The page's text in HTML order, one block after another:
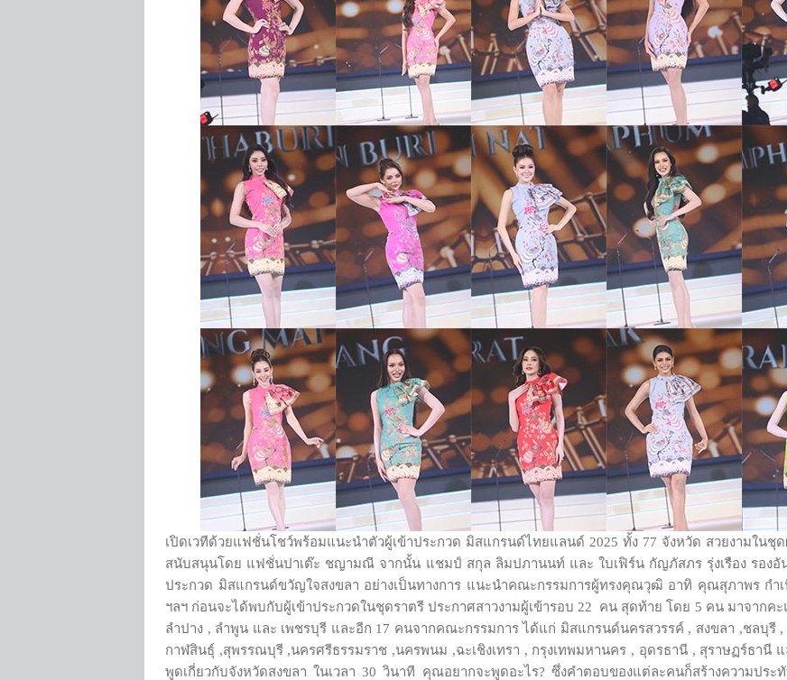
เปิดเวทีด้วยแฟชั่นโชว์พร้อมแนะนำตัวผู้เข้าประกวด มิสแกรนด์ไทยแลนด์ 2025 ทั้ง 77 จังหวัด สวยงามในชุ
สนับสนุนโดย แฟชั่นปาเต๊ะ ชญามณี จากนั้น แชมป์ สกุล ลิมปภานนท์ และ ใบเฟิร์น กัญภัสภร รุ่งเรือง รองอั
ประกวด มิสแกรนด์ขวัญใจสงขลา อย่างเป็นทางการ แนะนำคณะกรรมการผู้ทรงคุณวุฒิ อาทิ คุณสุภาพร กำ
ฯลฯ ก่อนจะได้พบกับผู้เข้าประกวดในชุดราตรี ประกาศสาวงามผู้เข้ารอบ 22 คน สุดท้าย โดย 5 คน มาจาก
ลำปาง , ลำพูน และ เพชรบุรี และอีก 17 คนจากคณะกรรมการ ได้แก่ มิสแกรนด์นครสวรรค์ , สงขลา ,ชลบุรี
กาฬสินธุ์ ,สุพรรณบุรี ,นครศรีธรรมราช ,นครพนม ,ฉะเชิงเทรา , กรุงเทพมหานคร , อุดรธานี , สุราษฏร์ธา
พูดเกี่ยวกับจังหวัดสงขลา ในเวลา 30 วินาที คุณอยากจะพูดอะไร? ซึ่งคำตอบของแต่ละคนก็สร้างความประ